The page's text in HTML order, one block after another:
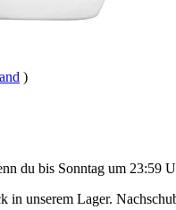
)
du bis Sonntag um 23:59
in unserem Lager.